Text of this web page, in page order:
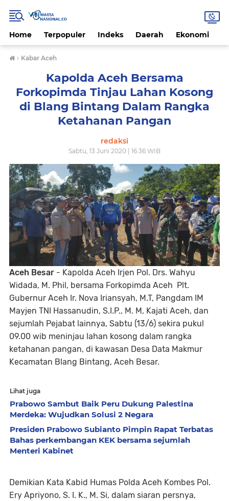
Home Terpopuler Indeks Daerah Ekonomi
› Kabar Aceh
Kapolda Aceh Bersama
Forkopimda Tinjau Lahan Kosong
di Blang Bintang Dalam Rangka
Ketahanan Pangan
redaksi
Sabtu, 13 Juni 2020 | 16.36 WIB
Aceh Besar - Kapolda Aceh Irjen Pol. Drs. Wahyu
Widada, M. Phil, bersama Forkopimda Aceh Plt.
Gubernur Aceh Ir. Nova Iriansyah, M.T, Pangdam IM
Mayjen TNI Hassanudin, S.I.P., M. M, Kajati Aceh, dan
sejumlah Pejabat lainnya, Sabtu (13/6) sekira pukul
09.00 wib meninjau lahan kosong dalam rangka
ketahanan pangan, di kawasan Desa Data Makmur
Kecamatan Blang Bintang, Aceh Besar.
Lihat juga
Prabowo Sambut Baik Peru Dukung Palestina
Merdeka: Wujudkan Solusi 2 Negara
Presiden Prabowo Subianto Pimpin Rapat Terbatas
Bahas perkembangan KEK bersama sejumlah
Menteri Kabinet
Demikian Kata Kabid Humas Polda Aceh Kombes Pol.
Ery Apriyono, S. I. K., M. Si, dalam siaran persnya,